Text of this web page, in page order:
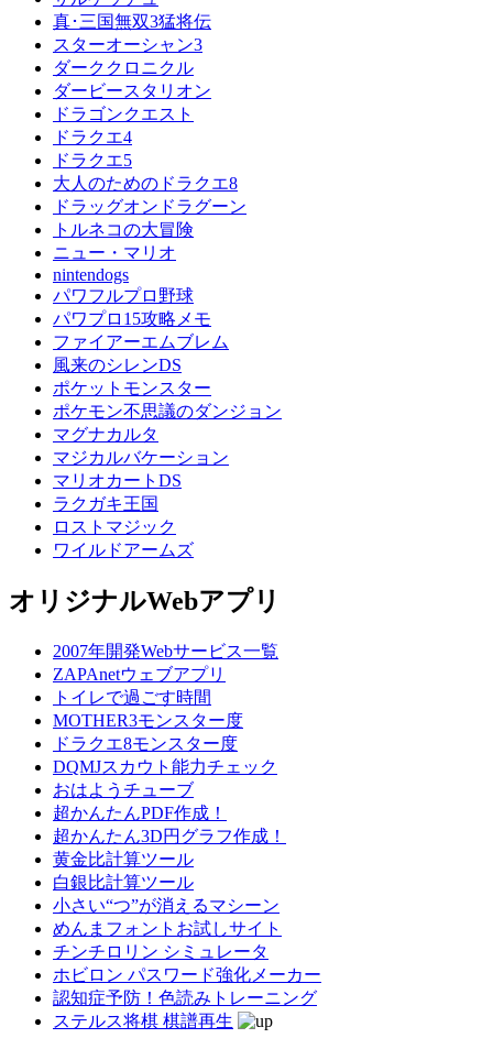
真･三国無双3猛将伝
スターオーシャン3
ダーククロニクル
ダービースタリオン
ドラゴンクエスト
ドラクエ4
ドラクエ5
大人のためのドラクエ8
ドラッグオンドラグーン
トルネコの大冒険
ニュー・マリオ
nintendogs
パワフルプロ野球
パワプロ15攻略メモ
ファイアーエムブレム
風来のシレンDS
ポケットモンスター
ポケモン不思議のダンジョン
マグナカルタ
マジカルバケーション
マリオカートDS
ラクガキ王国
ロストマジック
ワイルドアームズ
オリジナルWebアプリ
2007年開発Webサービス一覧
ZAPAnetウェブアプリ
トイレで過ごす時間
MOTHER3モンスター度
ドラクエ8モンスター度
DQMJスカウト能力チェック
おはようチューブ
超かんたんPDF作成！
超かんたん3D円グラフ作成！
黄金比計算ツール
白銀比計算ツール
小さい“つ”が消えるマシーン
めんまフォントお試しサイト
チンチロリン シミュレータ
ホビロン パスワード強化メーカー
認知症予防！色読みトレーニング
ステルス将棋 棋譜再生